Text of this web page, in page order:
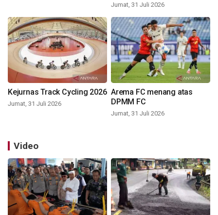
Jumat, 31 Juli 2026
Kejurnas Track Cycling 2026
Jumat, 31 Juli 2026
Arema FC menang atas
DPMM FC
Jumat, 31 Juli 2026
Video